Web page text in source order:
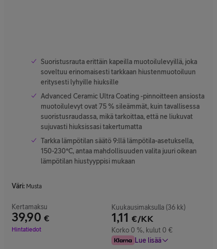
Suoristusrauta erittäin kapeilla muotoilulevyillä, joka
soveltuu erinomaisesti tarkkaan hiustenmuotoiluun
eritysesti lyhyille hiuksille
Advanced Ceramic Ultra Coating -pinnoitteen ansiosta
muotoilulevyt ovat 75 % sileämmät, kuin tavallisessa
suoristusraudassa, mikä tarkoittaa, että ne liukuvat
sujuvasti hiuksissasi takertumatta
Tarkka lämpötilan säätö 9:llä lämpötila-asetuksella,
150-230°C, antaa mahdollisuuden valita juuri oikean
lämpötilan hiustyyppisi mukaan
Väri: Musta
Kertamaksu
39,90 €
Hinta 39,90 €
Hintatiedot
Kuukausimaksulla (36 kk)
1,11 €/KK
Korko 0 %, kulut 0 €
Lue lisää